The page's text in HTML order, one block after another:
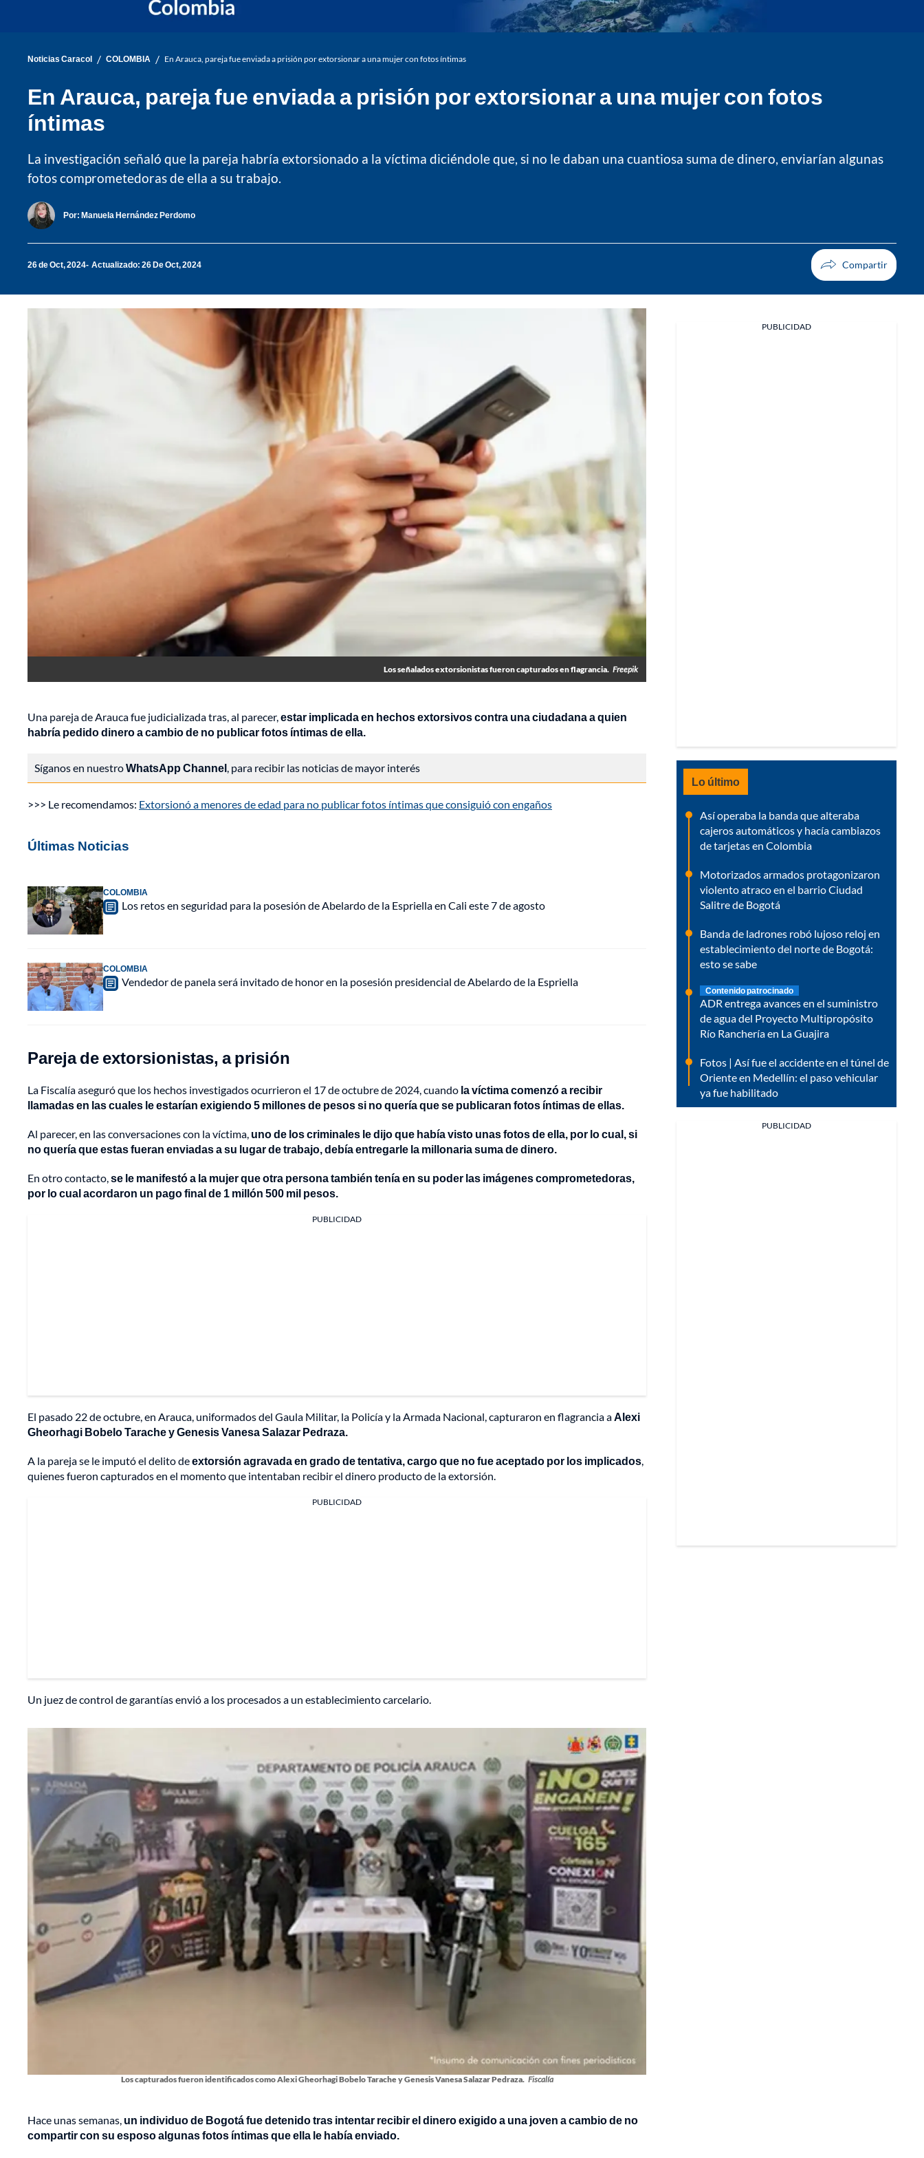
Noticias Caracol / COLOMBIA / En Arauca, pareja fue enviada a prisión por extorsionar a una mujer con fotos íntimas
En Arauca, pareja fue enviada a prisión por extorsionar a una mujer con fotos
íntimas
La investigación señaló que la pareja habría extorsionado a la víctima diciéndole que, si no le daban una cuantiosa suma de dinero, enviarían algunas
fotos comprometedoras de ella a su trabajo.
Por: Manuela Hernández Perdomo
26 de Oct, 2024 Actualizado: 26 De Oct, 2024
Los señalados extorsionistas fueron capturados en flagrancia. Freepik
Una pareja de Arauca fue judicializada tras, al parecer,estar implicada en hechos extorsivos contra una ciudadana a quien
habría pedido dinero a cambio de no publicar fotos íntimas de ella.
Síganos en nuestroWhatsApp Channel, para recibir las noticias de mayor interés
>>> Le recomendamos: Extorsionó a menores de edad para no publicar fotos íntimas que consiguió con engaños
Últimas Noticias
COLOMBIA
Los retos en seguridad para la posesión de Abelardo de la Espriella en Cali este 7 de agosto
COLOMBIA
Vendedor de panela será invitado de honor en la posesión presidencial de Abelardo de la Espriella
Pareja de extorsionistas, a prisión
La Fiscalía aseguró que los hechos investigados ocurrieron el 17 de octubre de 2024, cuando la víctima comenzó a recibir
llamadas en las cuales le estarían exigiendo 5 millones de pesos si no quería que se publicaran fotos íntimas de ellas.
Al parecer, en las conversaciones con la víctima, uno de los criminales le dijo que había visto unas fotos de ella, por lo cual, si
no quería que estas fueran enviadas a su lugar de trabajo, debía entregarle la millonaria suma de dinero.
En otro contacto,se le manifestó a la mujer que otra persona también tenía en su poder las imágenes comprometedoras,
por lo cual acordaron un pago final de 1 millón 500 mil pesos.
PUBLICIDAD
El pasado 22 de octubre, en Arauca, uniformados del Gaula Militar, la Policía y la Armada Nacional, capturaron en flagrancia aAlexi
Gheorhagi Bobelo Tarache y Genesis Vanesa Salazar Pedraza.
A la pareja se le imputó el delito deextorsión agravada en grado de tentativa, cargo que no fue aceptado por los implicados,
quienes fueron capturados en el momento que intentaban recibir el dinero producto de la extorsión.
PUBLICIDAD
Un juez de control de garantías envió a los procesados a un establecimiento carcelario.
Los capturados fueron identificados como Alexi Gheorhagi Bobelo Tarache y Genesis Vanesa Salazar Pedraza. Fiscalía
Hace unas semanas, un individuo de Bogotá fue detenido tras intentar recibir el dinero exigido a una joven a cambio de no
compartir con su esposo algunas fotos íntimas que ella le había enviado.
PUBLICIDAD
Lo último
Así operaba la banda que alteraba
cajeros automáticos y hacía cambiazos
de tarjetas en Colombia
Motorizados armados protagonizaron
violento atraco en el barrio Ciudad
Salitre de Bogotá
Banda de ladrones robó lujoso reloj en
establecimiento del norte de Bogotá:
esto se sabe
Contenido patrocinado
ADR entrega avances en el suministro
de agua del Proyecto Multipropósito
Río Ranchería en La Guajira
Fotos | Así fue el accidente en el túnel de
Oriente en Medellín: el paso vehicular
ya fue habilitado
PUBLICIDAD